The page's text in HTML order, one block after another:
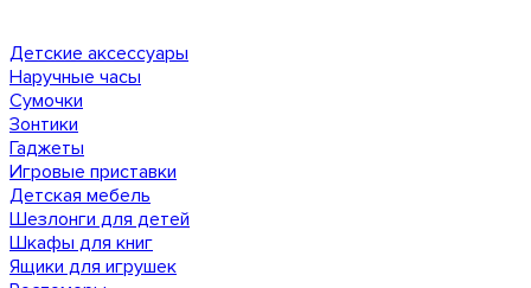
Детские аксессуары
Наручные часы
Сумочки
Зонтики
Гаджеты
Игровые приставки
Детская мебель
Шезлонги для детей
Шкафы для книг
Ящики для игрушек